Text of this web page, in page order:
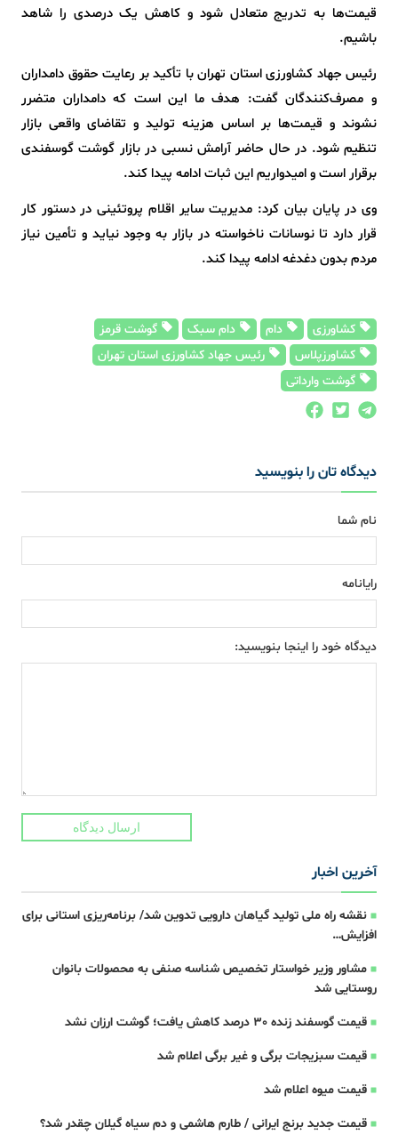
قیمت‌ها به تدریج متعادل شود و کاهش یک درصدی را شاهد
باشیم.
رئیس جهاد کشاورزی استان تهران با تأکید بر رعایت حقوق دامداران
و مصرف‌کنندگان گفت: هدف ما این است که دامداران متضرر
نشوند و قیمت‌ها بر اساس هزینه تولید و تقاضای واقعی بازار
تنظیم شود. در حال حاضر آرامش نسبی در بازار گوشت گوسفندی
برقرار است و امیدواریم این ثبات ادامه پیدا کند.
وی در پایان بیان کرد: مدیریت سایر اقلام پروتئینی در دستور کار
قرار دارد تا نوسانات ناخواسته در بازار به وجود نیاید و تأمین نیاز
مردم بدون دغدغه ادامه پیدا کند.
کشاورزی دام دام سبک
گوشت قرمز
کشاورزپلاس
رئیس جهاد کشاورزی استان تهران
گوشت وارداتی
دیدگاه تان را بنویسید
نام شما
رایانامه
دیدگاه خود را اینجا بنویسید:
ارسال دیدگاه
آخرین اخبار
نقشه راه ملی تولید گیاهان دارویی تدوین شد/ برنامه‌ریزی استانی برای
افزایش…
مشاور وزیر خواستار تخصیص شناسه صنفی به محصولات بانوان
روستایی شد
قیمت گوسفند زنده 30 درصد کاهش یافت؛ گوشت ارزان نشد
قیمت سبزیجات برگی و غیر برگی اعلام شد
قیمت میوه اعلام شد
قیمت جدید برنج ایرانی / طارم هاشمی و دم سیاه گیلان چقدر شد؟